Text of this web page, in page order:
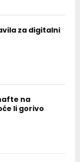
za digitalni
na
li gorivo